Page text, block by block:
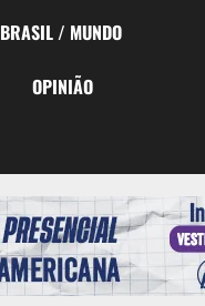
BRASIL / MUNDO
OPINIÃO